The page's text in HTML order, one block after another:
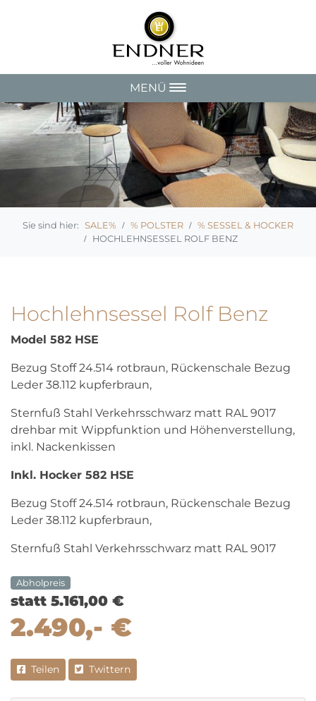
MENÜ
SALE% % POLSTER
% SESSEL & HOCKER
HOCHLEHNSESSEL ROLF BENZ
Hochlehnsessel Rolf Benz
Model 582 HSE
Bezug Stoff 24.514 rotbraun, Rückenschale Bezug
Leder 38.112 kupferbraun,
Sternfuß Stahl Verkehrsschwarz matt RAL 9017
drehbar mit Wippfunktion und Höhenverstellung,
inkl. Nackenkissen
Inkl. Hocker 582 HSE
Bezug Stoff 24.514 rotbraun, Rückenschale Bezug
Leder 38.112 kupferbraun,
Sternfuß Stahl Verkehrsschwarz matt RAL 9017
Abholpreis
statt 5.161,00 €
2.490,- €
Teilen Twittern